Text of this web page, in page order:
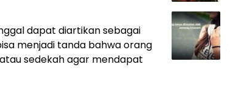
dapat diartikan sebagai
menjadi tanda bahwa orang
sedekah agar mendapat